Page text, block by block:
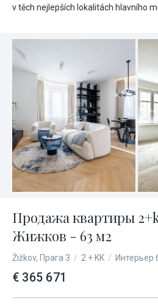
v těch nejlepších lokalitách hlavního
Продажа квартиры
Жижков - 63 м2
Žižkov, Прага 3 / 2 + KK / Интерьер
€ 365 671